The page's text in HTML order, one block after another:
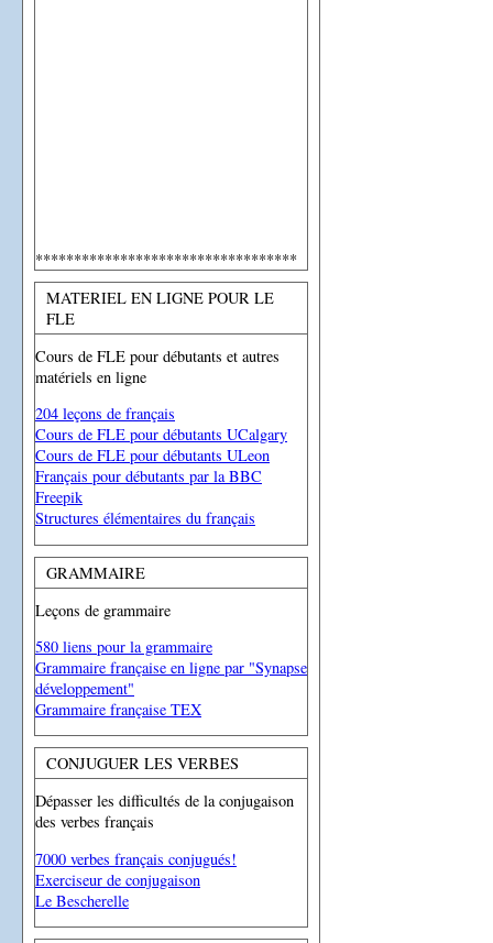
**********************************
MATERIEL EN LIGNE POUR LE
FLE
Cours de FLE pour débutants et autres
matériels en ligne
204 leçons de français
Cours de FLE pour débutants UCalgary
Cours de FLE pour débutants ULeon
Français pour débutants par la BBC
Freepik
Structures élémentaires du français
GRAMMAIRE
Leçons de grammaire
580 liens pour la grammaire
Grammaire française en ligne par "Synapse
développement"
Grammaire française TEX
CONJUGUER LES VERBES
Dépasser les difficultés de la conjugaison
des verbes français
7000 verbes français conjugués!
Exerciseur de conjugaison
Le Bescherelle